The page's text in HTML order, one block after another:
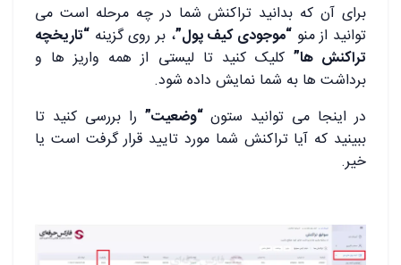
برای آن که بدانید تراکنش شما در چه مرحله است می
توانید از منو “موجودی کیف پول”، بر روی گزینه “تاریخچه
تراکنش ها” کلیک کنید تا لیستی از همه واریز ها و
برداشت ها به شما نمایش داده شود.
در اینجا می توانید ستون“وضعیت” را بررسی کنید تا
ببینید که آیا تراکنش شما مورد تایید قرار گرفت است یا
خیر.